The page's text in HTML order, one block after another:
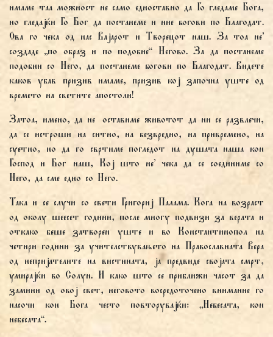
имаме таа можност не само едноставно да Го гледаме Бога,
но гледајќи Го Бог да постанеме и ние богови по Благодат.
Ова го чека од нас Вајарот и Творецот наш. За тоа не'
создаде „по образ и по подобие“ Негово. За да постанеме
подобни со Него, да постанеме богови по Благодат. Видете
каков убав призив имаме, призив кој започна уште од
времето на светите апостоли!
Затоа, имено, да не оставиме животот да ни се развлечи,
да се истроши на ситно, на безвредно, на привремено, на
суетно, но да го свртиме погледот на душата наша кон
Господ и Бог наш, Кој што не' чека да се соединиме со
Него, да сме едно со Него.
Така и се случи со свети Григориј Палама. Кога на возраст
од околу шеесет години, после многу подвизи за верата и
откако беше затворен уште и во Константинопол на
четири години за учителствувањето на Православната Вера
од непријателите на вистината, ја предвиде својата смрт,
умирајќи во Солун. И како што се приближи часот за да
замини од овој свет, неговото восредоточено внимание го
насочи кон Бога често повторувајќи: „Небесата, кон
небесата“.